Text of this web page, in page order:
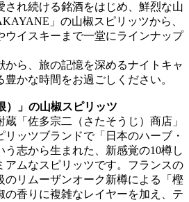
され続ける銘酒をはじめ、鮮烈な山
」の山椒スピリッツから、
ウイスキーまで一堂にラインナップ
から、旅の記憶を深めるナイトキャ
かな時間をお過ごしください。
）」の山椒スピリッツ
「佐多宗二（さたそうじ）商店」
ッツブランドで「日本のハーブ・
う志から生まれた、新感覚の10樽し
アムなスピリッツです。フランスの
のリムーザンオーク新樽による「樫
の香りに複雑なレイヤーを加え、テ